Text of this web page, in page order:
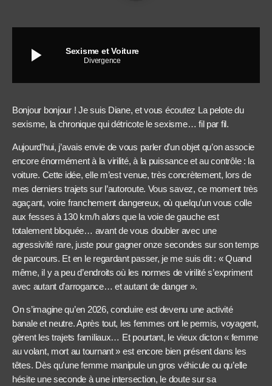
play_arrow Sexisme et Voiture
Divergence
Bonjour bonjour ! Je suis Diane, et vous écoutez La pelote du
sexisme, la chronique qui détricote le sexisme… fil par fil.
Aujourd’hui, j’avais envie de vous parler d’un objet qu’on associe
encore énormément à la virilité, à la puissance et au contrôle : la
voiture. Cette idée, elle m’est venue, très concrètement, lors de
mes derniers trajets sur l’autoroute. Vous savez, ce moment très
agaçant, voire franchement dangereux, où quelqu’un vous colle
aux fesses à 130 km/h alors que la voie de gauche est
totalement bloquée… avant de vous doubler avec une
agressivité rare, juste pour gagner onze secondes sur son temps
de parcours. Et en le regardant passer, je me suis dit : « Quand
même, il y a peu d’endroits où les normes de virilité s’expriment
avec autant d’arrogance… et autant de danger ».
On s’imagine qu’en 2026, conduire est devenu une activité
banale et neutre. Après tout, les femmes ont le permis, voyagent,
gèrent les trajets familiaux… Et pourtant, le vieux dicton « femme
au volant, mort au tournant » est encore bien présent dans les
têtes. Dès qu’une femme manipule un gros véhicule ou qu’elle
hésite une seconde à une intersection, le doute sur sa